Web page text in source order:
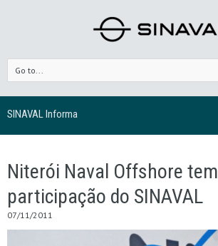
Go to...
SINAVAL Informa
Niterói Naval Offshore tem
participação do SINAVAL
07/11/2011